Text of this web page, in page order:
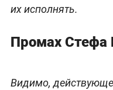
их исполнять.
Промах Стефа
Видимо,